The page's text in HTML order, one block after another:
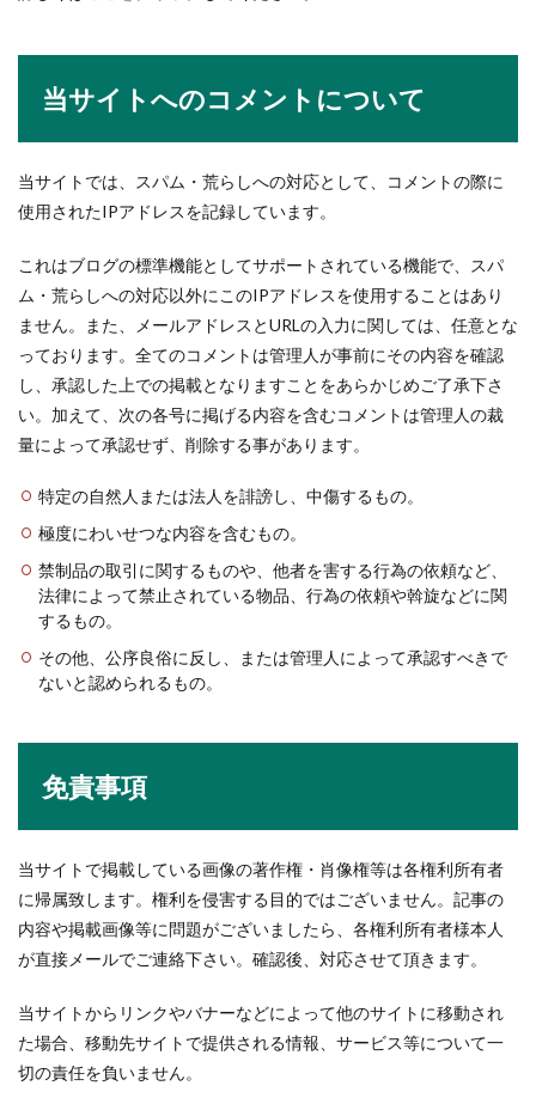
当サイトへのコメントについて
当サイトでは、スパム・荒らしへの対応として、コメントの際に
使用されたIPアドレスを記録しています。
これはブログの標準機能としてサポートされている機能で、スパ
ム・荒らしへの対応以外にこのIPアドレスを使用することはあり
ません。また、メールアドレスとURLの入力に関しては、任意とな
っております。全てのコメントは管理人が事前にその内容を確認
し、承認した上での掲載となりますことをあらかじめご了承下さ
い。加えて、次の各号に掲げる内容を含むコメントは管理人の裁
量によって承認せず、削除する事があります。
特定の自然人または法人を誹謗し、中傷するもの。
極度にわいせつな内容を含むもの。
禁制品の取引に関するものや、他者を害する行為の依頼など、
法律によって禁止されている物品、行為の依頼や斡旋などに関
するもの。
その他、公序良俗に反し、または管理人によって承認すべきで
ないと認められるもの。
免責事項
当サイトで掲載している画像の著作権・肖像権等は各権利所有者
に帰属致します。権利を侵害する目的ではございません。記事の
内容や掲載画像等に問題がございましたら、各権利所有者様本人
が直接メールでご連絡下さい。確認後、対応させて頂きます。
当サイトからリンクやバナーなどによって他のサイトに移動され
た場合、移動先サイトで提供される情報、サービス等について一
切の責任を負いません。